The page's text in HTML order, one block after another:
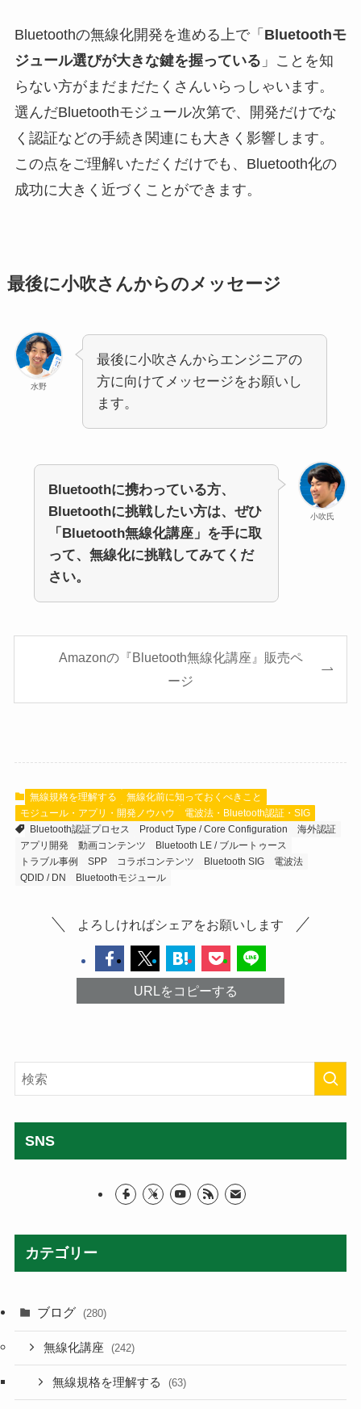
Bluetoothの無線化開発を進める上で「 Bluetoothモ
ジュール選びが大きな鍵を握っている 」ことを知
らない方がまだまだたくさんいらっしゃいます。
選んだBluetoothモジュール次第で、開発だけでな
く認証などの手続き関連にも大きく影響します。
この点をご理解いただくだけでも、Bluetooth化の
成功に大きく近づくことができます。
最後に小吹さんからのメッセージ
水野
最後に小吹さんからエンジニアの
方に向けてメッセージをお願いし
ます。
小吹氏
Bluetoothに携わっている方、
Bluetoothに挑戦したい方は、ぜひ
「Bluetooth無線化講座」を手に取
って、無線化に挑戦してみてくだ
さい。
Amazonの『Bluetooth無線化講座』販売ペ
ージ
無線規格を理解する
無線化前に知っておくべきこと
モジュール・アプリ・開発ノウハウ
電波法・Bluetooth認証・SIG
Bluetooth認証プロセス
Product Type / Core Configuration
海外認証
アプリ開発
動画コンテンツ
Bluetooth LE / ブルートゥース
トラブル事例
SPP コラボコンテンツ Bluetooth SIG
電波法
QDID / DN
Bluetoothモジュール
よろしければシェアをお願いします
URLをコピーする
SNS
カテゴリー
ブログ (280)
無線化講座 (242)
無線規格を理解する (63)